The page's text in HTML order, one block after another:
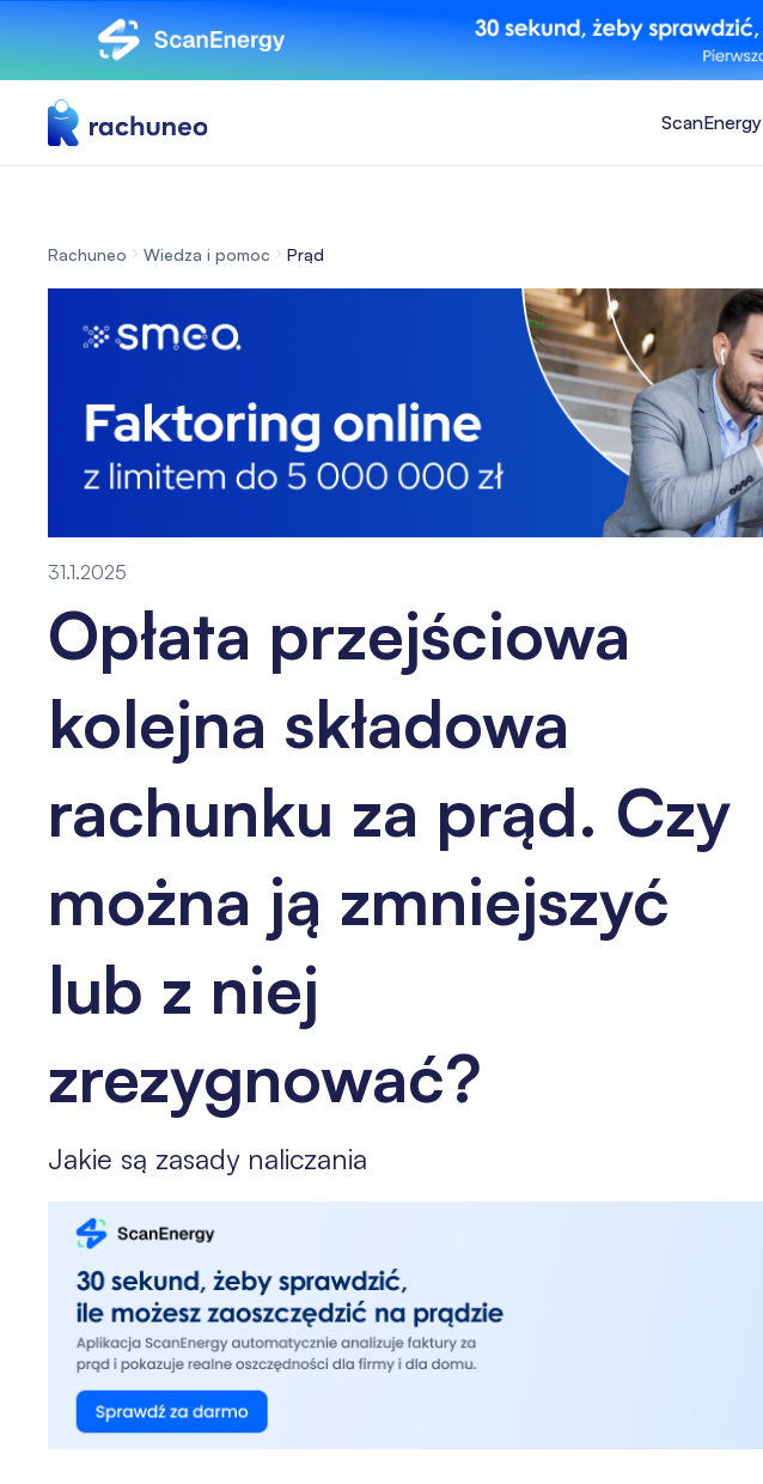
ScanEnergy
Rachuneo Wiedza i pomoc Prąd
31.1.2025
Opłata przejściowa
kolejna składowa
rachunku za prąd. Czy
można ją zmniejszyć
lub z niej
zrezygnować?
Jakie są zasady naliczania